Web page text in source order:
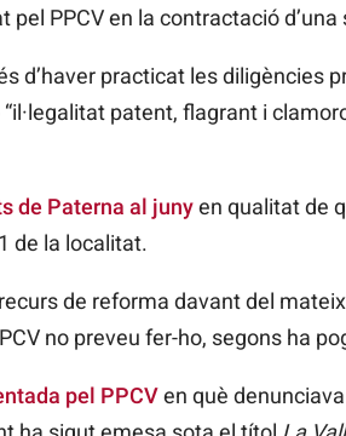
PPCV en la contractació d’una
d’haver practicat les diligències
patent, flagrant i
de Paterna al junyen qualitat de
de la localitat.
de reforma davant del
no preveu fer-ho, segons ha
pel PPCVen què